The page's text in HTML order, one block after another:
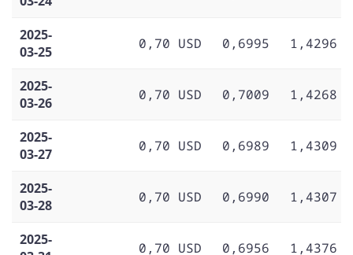
2025-
03-25
0,70 USD 0,6995 1,4296
2025-
03-26
0,70 USD 0,7009 1,4268
2025-
03-27
0,70 USD 0,6989 1,4309
2025-
03-28
0,70 USD 0,6990 1,4307
2025-
0,70 USD 0,6956 1,4376